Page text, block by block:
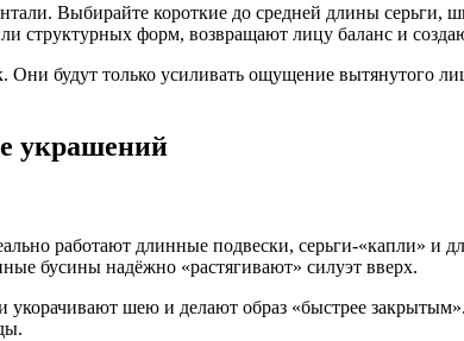
Выбирайте короткие до средней длины серьги,
структурных форм, возвращают лицу баланс и
будут только усиливать ощущение вытянутого
украшений
работают длинные подвески, серьги-«капли» и
бусины надёжно «растягивают» силуэт вверх.
укорачивают шею и делают образ «быстрее